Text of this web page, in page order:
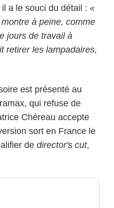
a le souci du détail : «
à peine, comme
jours de travail à
retirer les lampadaires,
est présenté au
qui refuse de
Chéreau accepte
sort en France le
de director's cut,